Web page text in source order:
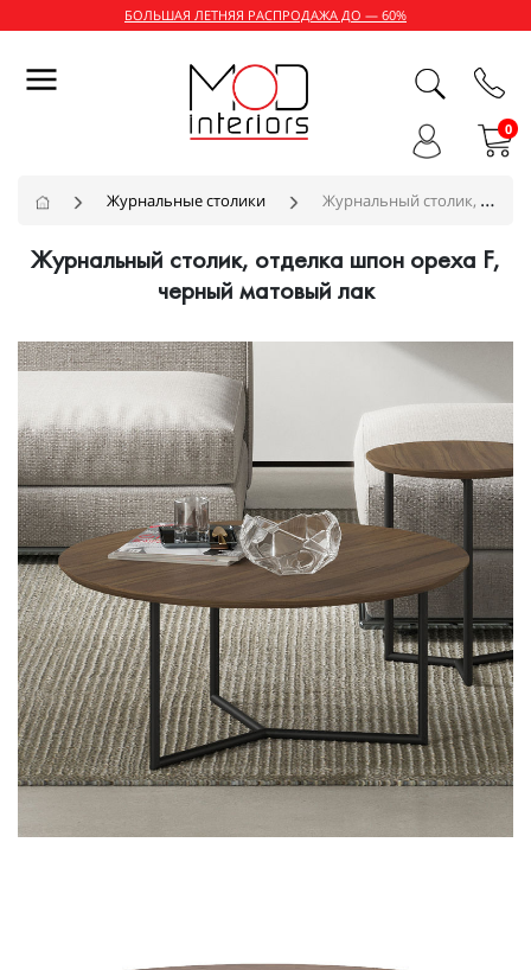
БОЛЬШАЯ ЛЕТНЯЯ РАСПРОДАЖА ДО — 60%
0
Журнальные столики Журнальный столик, отделка шпон ореха F, черный матовый лак
Журнальный столик, отделка шпон ореха F,
черный матовый лак